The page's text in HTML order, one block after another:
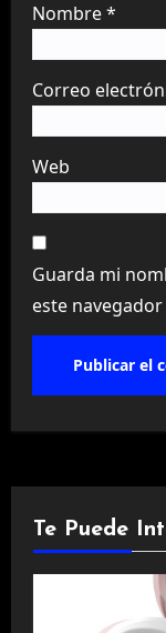
Nombre*
Correo
Web
Guarda mi
este
Te Puede